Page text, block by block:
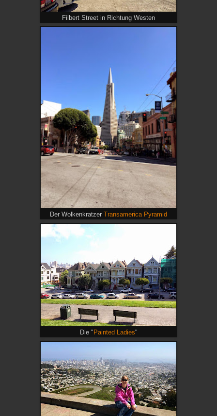
Filbert Street in Richtung Westen
Der Wolkenkratzer Transamerica Pyramid
Die " Painted Ladies"